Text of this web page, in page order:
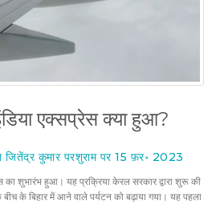
एक्सप्रेस क्या हुआ?
जितेंद्र कुमार परशुराम पर 15 फ़र॰ 2023
का शुभारंभ हुआ। यह प्रक्रिया केरल सरकार द्वारा शुरू की
के बिहार में आने वाले पर्यटन को बढ़ाया गया। यह पहला